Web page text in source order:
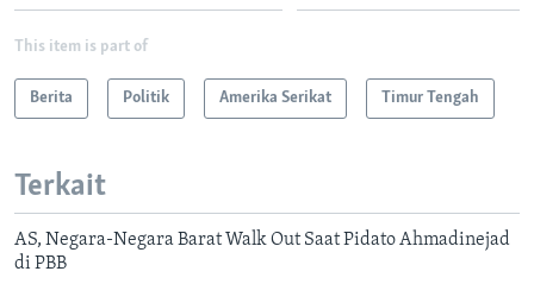
This item is part of
Berita Politik Amerika Serikat Timur Tengah
Terkait
AS, Negara-Negara Barat Walk Out Saat Pidato Ahmadinejad
di PBB